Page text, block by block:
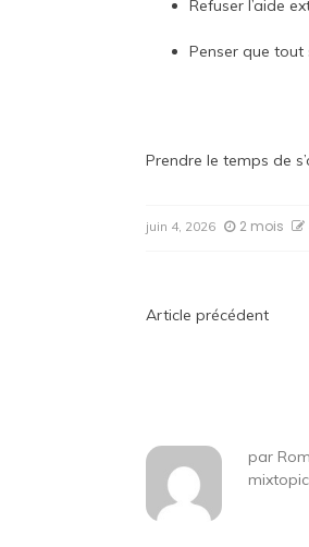
Refuser l’aide
Penser que
Prendre le temps de
juin 4, 2026 2 mois
Navigation
Article précédent
par